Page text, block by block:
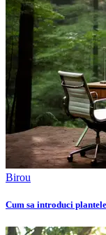
Birou
Cum sa introduci